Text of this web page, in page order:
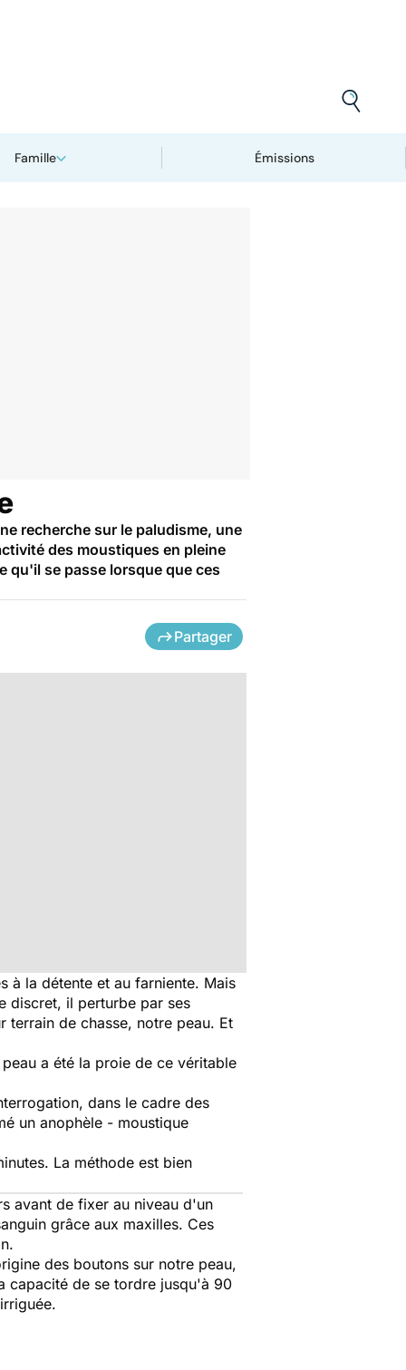
Famille Émissions
recherche sur le paludisme, une
des moustiques en pleine
qu'il se passe lorsque que ces
Partager
à la détente et au farniente. Mais
discret, il perturbe par ses
terrain de chasse, notre peau. Et
a été la proie de ce véritable
dans le cadre des
un anophèle - moustique
La méthode est bien
avant de fixer au niveau d'un
grâce aux maxilles. Ces
des boutons sur notre peau,
capacité de se tordre jusqu'à 90